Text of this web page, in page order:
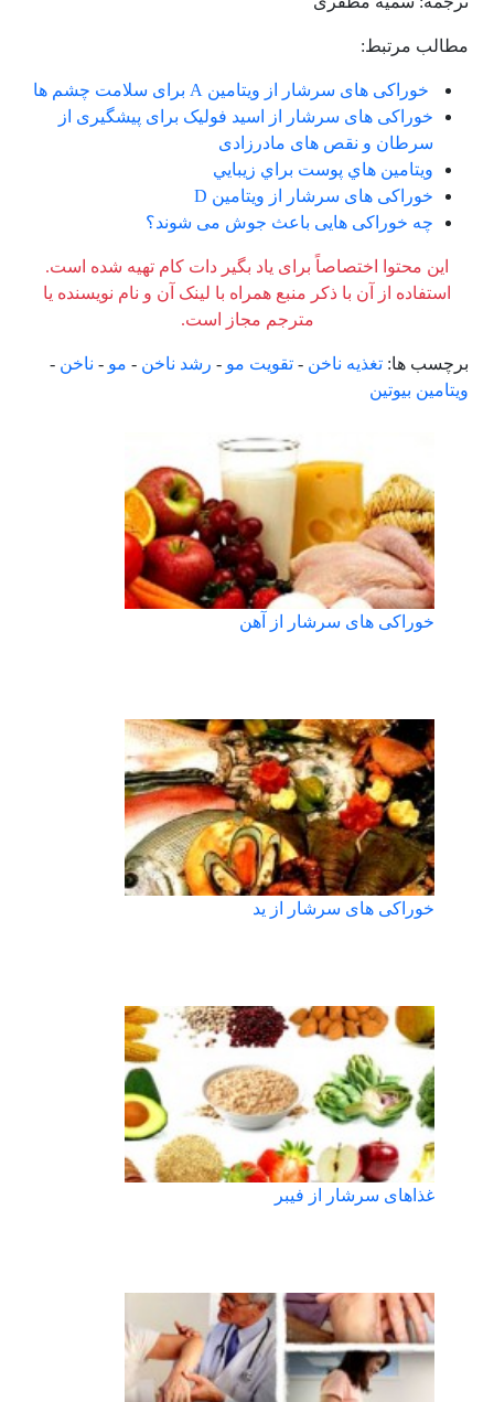
مطالب مرتبط:
خوراکی های سرشار از ویتامین A برای سلامت چشم ها
خوراکی های سرشار از اسید فولیک برای پیشگیری از
سرطان و نقص های مادرزادی
ويتامين هاي پوست براي زيبايي
خوراکی های سرشار از ویتامین D
چه خوراکی هایی باعث جوش می شوند؟
این محتوا اختصاصاً برای یاد بگیر دات کام تهیه شده است.
استفاده از آن با ذکر منبع همراه با لینک آن و نام نویسنده یا
مترجم مجاز است.
برچسب ها: تغذیه ناخن - تقویت مو - رشد ناخن - مو - ناخن -
ویتامین بیوتین
خوراکی های سرشار از آهن
خوراکی های سرشار از ید
غذاهای سرشار از فیبر